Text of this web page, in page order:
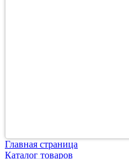
Главная страница
Каталог товаров